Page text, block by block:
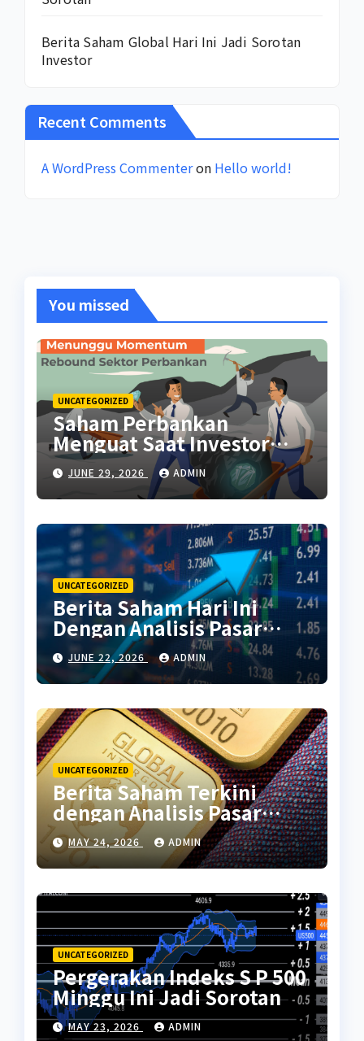
Berita Saham Global Hari Ini Jadi Sorotan
Investor
Recent Comments
A WordPress Commenteron Hello world!
You missed
UNCATEGORIZED
Saham Perbankan
Menguat Saat Investor
Kembali Aktif
JUNE 29, 2026 ADMIN
UNCATEGORIZED
Berita Saham Hari Ini
Dengan Analisis Pasar
Terbaru
JUNE 22, 2026 ADMIN
UNCATEGORIZED
Berita Saham Terkini
dengan Analisis Pasar
Global
MAY 24, 2026 ADMIN
UNCATEGORIZED
Pergerakan Indeks S P 500
Minggu Ini Jadi Sorotan
MAY 23, 2026 ADMIN